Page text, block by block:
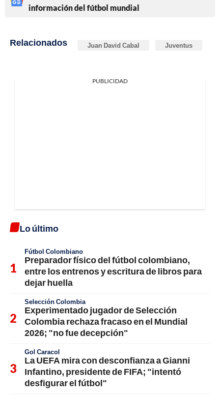
información del fútbol mundial
Relacionados Juan David Cabal Juventus
PUBLICIDAD
Lo último
Fútbol Colombiano
Preparador físico del fútbol colombiano,
entre los entrenos y escritura de libros para
dejar huella
Selección Colombia
Experimentado jugador de Selección
Colombia rechaza fracaso en el Mundial
2026; "no fue decepción"
Gol Caracol
La UEFA mira con desconfianza a Gianni
Infantino, presidente de FIFA; "intentó
desfigurar el fútbol"